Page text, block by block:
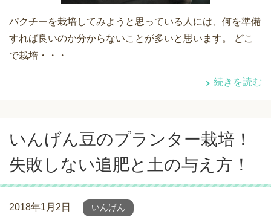
パクチーを栽培してみようと思っている人には、何を準備
すれば良いのか分からないことが多いと思います。 どこ
で栽培・・・
続きを読む
いんげん豆のプランター栽培！
失敗しない追肥と土の与え方！
2018年1月2日 いんげん